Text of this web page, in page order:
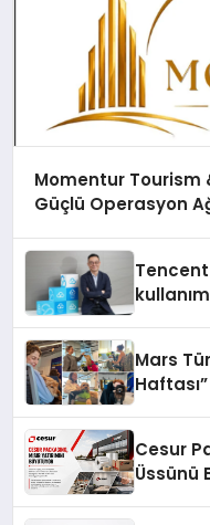
Momentur Tourism
Güçlü Operasyon
Mars
Haftası”
Cesur
Üssünü